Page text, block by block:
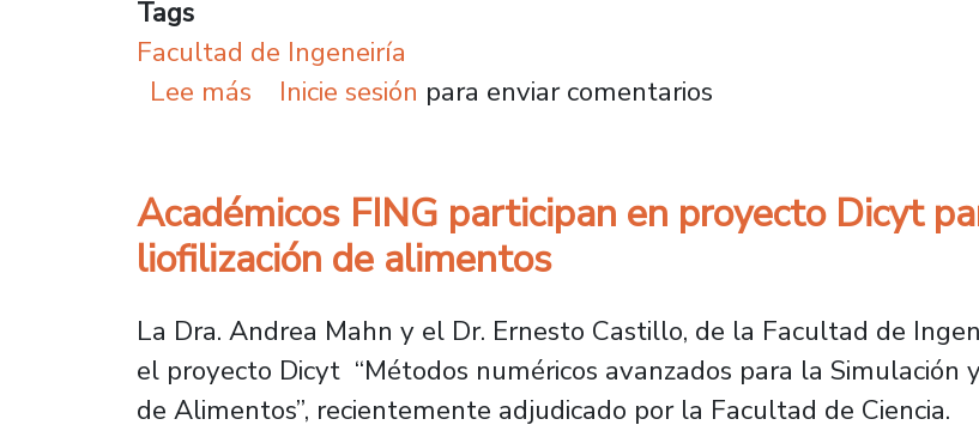
Tags
Facultad de Ingeneiría
Lee más sobre Investigadora lidera proyecto Fondecyt que
Inicie sesión para enviar comentarios
Académicos FING participan en proyecto Dicyt
liofilización de alimentos
La Dra. Andrea Mahn y el Dr. Ernesto Castillo, de la Facultad de
el proyecto Dicyt “Métodos numéricos avanzados para la Simulación
de Alimentos”, recientemente adjudicado por la Facultad de Ciencia.